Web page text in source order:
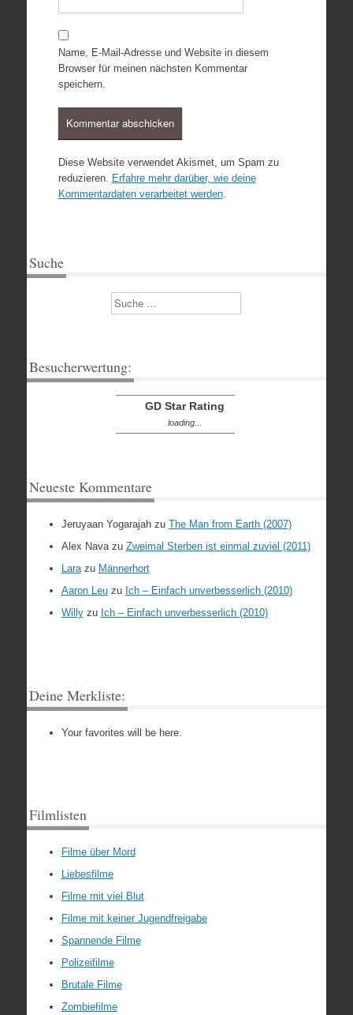
Name, E-Mail-Adresse und Website in diesem
Browser für meinen nächsten Kommentar
speichern.
Diese Website verwendet Akismet, um Spam zu
reduzieren. Erfahre mehr darüber, wie deine
Kommentardaten verarbeitet werden.
Suche
Suchen
Besucherwertung:
GD Star Rating
loading...
Neueste Kommentare
Jeruyaan Yogarajahzu The Man from Earth (2007)
Alex Navazu Zweimal Sterben ist einmal zuviel (2011)
Larazu Männerhort
Aaron Leuzu Ich – Einfach unverbesserlich (2010)
Willyzu Ich – Einfach unverbesserlich (2010)
Deine Merkliste:
Your favorites will be here.
Filmlisten
Filme über Mord
Liebesfilme
Filme mit viel Blut
Filme mit keiner Jugendfreigabe
Spannende Filme
Polizeifilme
Brutale Filme
Zombiefilme